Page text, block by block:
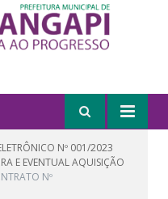
Nº 001/2023
E EVENTUAL AQUISIÇÃO
Nº